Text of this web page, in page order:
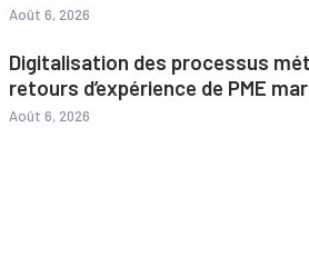
Août 6, 2026
Digitalisation des processus
retours d’expérience de PME
Août 6, 2026